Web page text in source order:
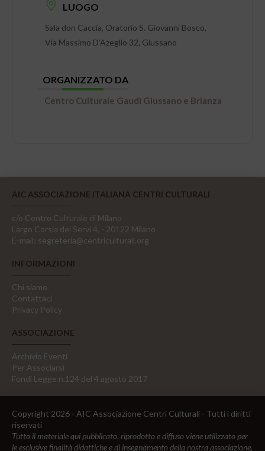
LUOGO
Sala don Caccia, Oratorio S. Giovanni Bosco,
Via Massimo D’Azeglio 32, Giussano
ORGANIZZATO DA
Centro Culturale Gaudì Giussano e Brianza
AIC ASSOCIAZIONE ITALIANA CENTRI CULTURALI
c/o Centro Culturale di Milano
Largo Corsia dei Servi 4, - 20122 Milano
E-mail: segreteria@centriculturali.org
INFORMAZIONI
Chi siamo
Contattaci
Privacy Policy
ASSOCIAZIONE
Archivio Eventi
Per Associarsi
Fondi Legge n.124 del 4 agosto 2017
Copyright 2026 - AIC Associazione Centri Culturali - Tutti i diritti
riservati
Tutto il materiale qui pubblicato, riprodotto e diffuso viene utilizzato per
le esclusive finalità didattiche e di insegnamento della nostra associazione,